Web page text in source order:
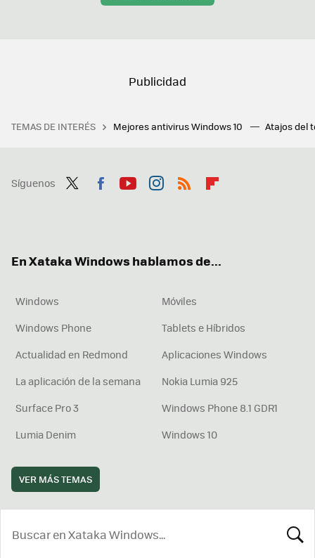
TEMAS DE INTERÉS Mejores antivirus Windows 10 Atajos del
Síguenos
En Xataka Windows hablamos de...
Windows
Móviles
Windows Phone
Tablets e Híbridos
Actualidad en Redmond
Aplicaciones Windows
La aplicación de la semana
Nokia Lumia 925
Surface Pro 3
Windows Phone 8.1 GDR1
Lumia Denim
Windows 10
VER MÁS TEMAS